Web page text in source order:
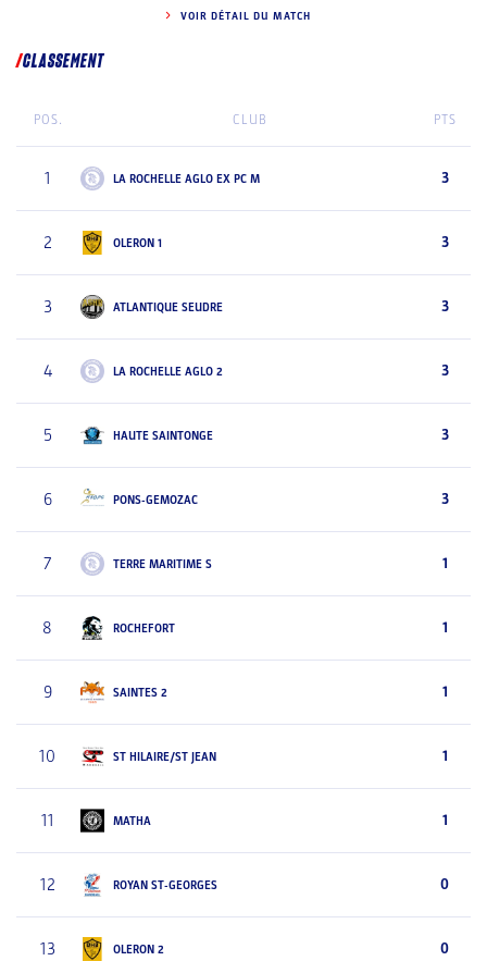
VOIR DÉTAIL DU MATCH
CLASSEMENT
POS. CLUB PTS
1 LA ROCHELLE AGLO EX PC M 3
2 OLERON 1 3
3 ATLANTIQUE SEUDRE 3
4 LA ROCHELLE AGLO 2 3
5 HAUTE SAINTONGE 3
6 PONS-GEMOZAC 3
7 TERRE MARITIME S 1
8 ROCHEFORT 1
9 SAINTES 2 1
10 ST HILAIRE/ST JEAN 1
11 MATHA 1
12 ROYAN ST-GEORGES 0
13 OLERON 2 0